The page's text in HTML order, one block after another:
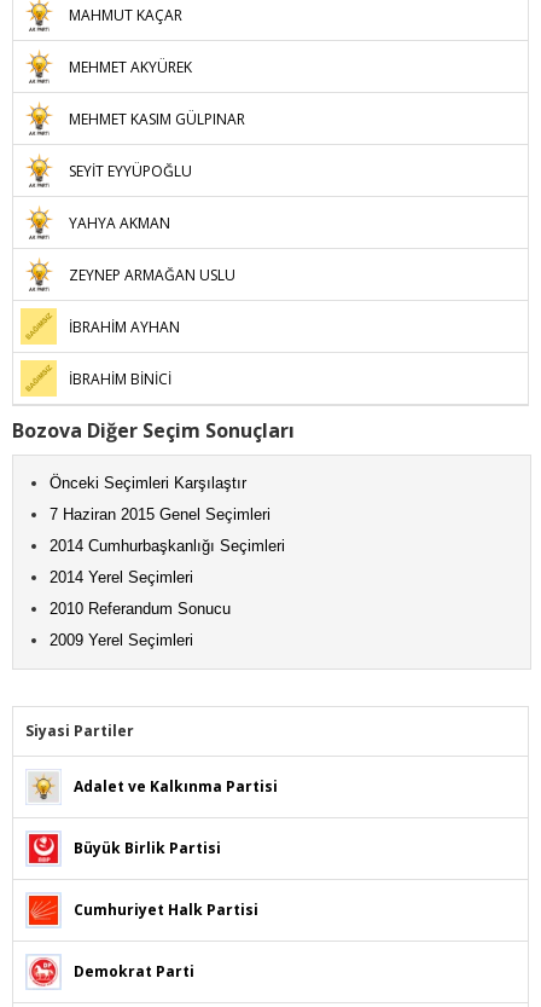
MAHMUT KAÇAR
MEHMET AKYÜREK
MEHMET KASIM GÜLPINAR
SEYİT EYYÜPOĞLU
YAHYA AKMAN
ZEYNEP ARMAĞAN USLU
İBRAHİM AYHAN
İBRAHİM BİNİCİ
Bozova Diğer Seçim Sonuçları
Önceki Seçimleri Karşılaştır
7 Haziran 2015 Genel Seçimleri
2014 Cumhurbaşkanlığı Seçimleri
2014 Yerel Seçimleri
2010 Referandum Sonucu
2009 Yerel Seçimleri
Siyasi Partiler
Adalet ve Kalkınma Partisi
Büyük Birlik Partisi
Cumhuriyet Halk Partisi
Demokrat Parti